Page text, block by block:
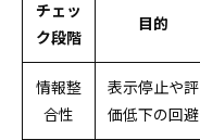
チェッ
ク段階
目的
情報整
合性
表示停止や評
価低下の回避